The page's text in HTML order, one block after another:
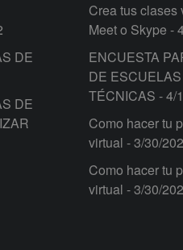
DE
DE
Crea tus clases
Meet o Skype -
ENCUESTA
DE ESCUELAS
TÉCNICAS - 4/
Como hacer tu
virtual - 3/30/
Como hacer tu
virtual - 3/30/